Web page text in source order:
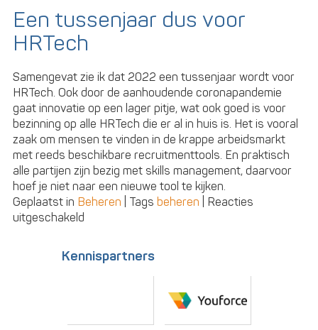
Een tussenjaar dus voor
HRTech
Samengevat zie ik dat 2022 een tussenjaar wordt voor
HRTech. Ook door de aanhoudende coronapandemie
gaat innovatie op een lager pitje, wat ook goed is voor
bezinning op alle HRTech die er al in huis is. Het is vooral
zaak om mensen te vinden in de krappe arbeidsmarkt
met reeds beschikbare recruitmenttools. En praktisch
alle partijen zijn bezig met skills management, daarvoor
hoef je niet naar een nieuwe tool te kijken.
Geplaatst in Beheren Tags beheren
Reacties
uitgeschakeld
vijf
#HRTech
Kennispartners